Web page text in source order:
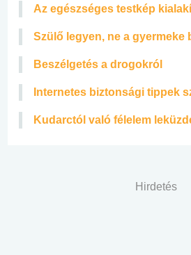
Az egészséges testkép
Szülő legyen, ne a gyermeke
Beszélgetés a drogokról
Internetes biztonsági tippek
Kudarctól való félelem
Hirdetés